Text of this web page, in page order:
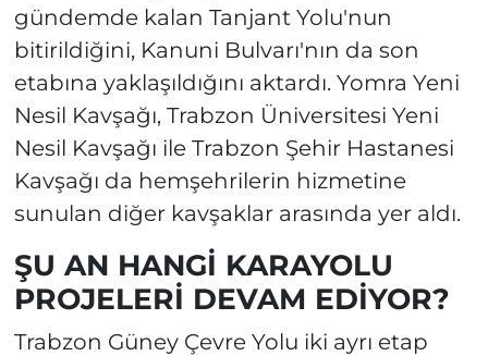
gündemde kalan Tanjant Yolu'nun
bitirildiğini, Kanuni Bulvarı'nın da son
etabına yaklaşıldığını aktardı. Yomra Yeni
Nesil Kavşağı, Trabzon Üniversitesi Yeni
Nesil Kavşağı ile Trabzon Şehir Hastanesi
Kavşağı da hemşehrilerin hizmetine
sunulan diğer kavşaklar arasında yer aldı.
ŞU AN HANGİ KARAYOLU
PROJELERİ DEVAM EDİYOR?
Trabzon Güney Çevre Yolu iki ayrı etap